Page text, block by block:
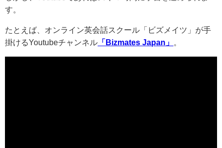
す。
たとえば、オンライン英会話スクール「ビズメイツ」が手
掛けるYoutubeチャンネル 「Bizmates Japan」